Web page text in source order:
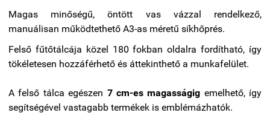
Magas minőségű, öntött vas vázzal rendelkező,
manuálisan működtethető A3-as méretű síkhőprés.
Felső fűtőtálcája közel 180 fokban oldalra fordítható, így
tökéletesen hozzáférhető és áttekinthető a munkafelület.
A felső tálca egészen 7 cm-es magasságig emelhető, így
segítségével vastagabb termékek is emblémázhatók.